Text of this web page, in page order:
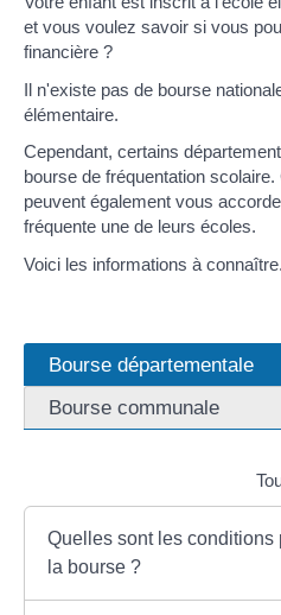
et vous voulez savoir si vous
financière ?
Il n'existe pas de bourse
élémentaire.
Cependant, certains
bourse de fréquentation
peuvent également vous
fréquente une de leurs écoles.
Voici les informations à connaître.
Bourse départementale
Bourse communale
Quelles sont les conditions
la bourse ?